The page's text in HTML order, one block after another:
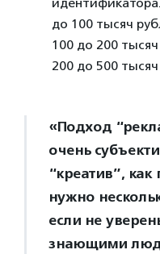
до 100 тысяч
100 до 200
200 до 500
«Подход
очень
“креатив”, как
нужно
если не
знающими